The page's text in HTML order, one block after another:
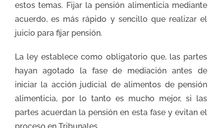
estos temas. Fijar la pensión alimenticia mediante
acuerdo, es más rápido y sencillo que realizar el
juicio para fijar pensión.
La ley establece como obligatorio que, las partes
hayan agotado la fase de mediación antes de
iniciar la acción judicial de alimentos de pensión
alimenticia, por lo tanto es mucho mejor, si las
partes acuerdan la pensión en esta fase y evitan el